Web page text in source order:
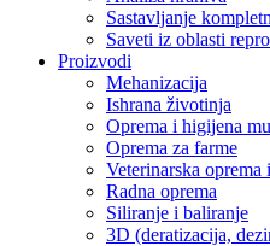
Sastavljanje
Saveti iz oblasti
Proizvodi
Mehanizacija
Ishrana životinja
Oprema i higijena
Oprema za farme
Veterinarska oprema
Radna oprema
Siliranje i baliranje
3D (deratizacija,